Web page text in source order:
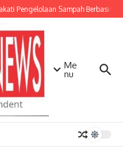
Pengelolaan Sampah Berbasis
Me
nu